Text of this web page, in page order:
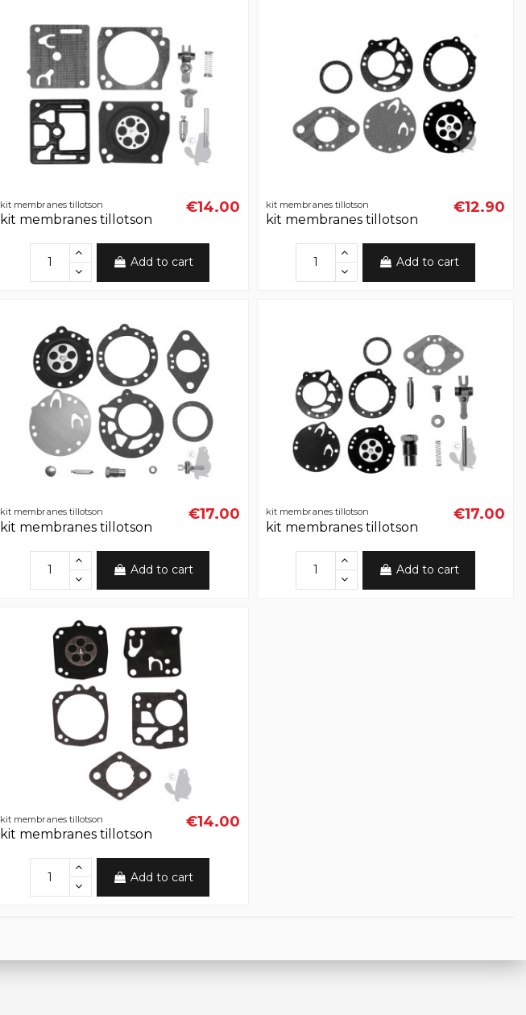
kit membranes tillotson
kit membranes tillotson
€14.00
Add to cart
kit membranes tillotson
kit membranes tillotson
€12.90
Add to cart
kit membranes tillotson
kit membranes tillotson
€17.00
Add to cart
kit membranes tillotson
kit membranes tillotson
€17.00
Add to cart
kit membranes tillotson
kit membranes tillotson
€14.00
Add to cart